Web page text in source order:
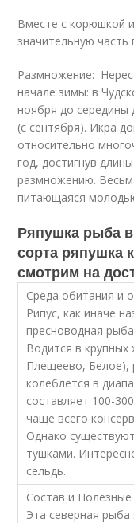
Вместе с корюшкой
значительную часть
Размножение:
начале зимы: в
ноября до середины
(с сентября). Икра
относительно
год, достигнув
размножению.
питающаяся
Ряпушка рыба
сорта ряпушка
смотрим на
Среда обитания и
Рипус, как иначе
пресноводная
Водится в
Плещеево, Белое),
колеблется в
составляет 100-
чаще всего
Однако
тушками.
сельдь.
Состав и Полезные
Эта северная